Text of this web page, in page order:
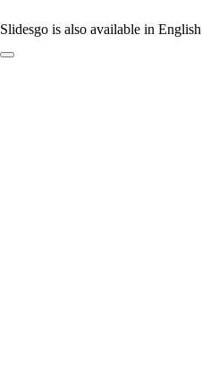
Slidesgo is also available in